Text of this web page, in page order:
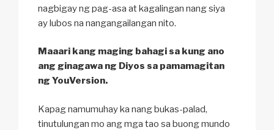
nagbigay ng pag-asa at kagalingan nang siya
ay lubos na nangangailangan nito.
Maaari kang maging bahagi sa kung ano
ang ginagawa ng Diyos sa pamamagitan
ng YouVersion.
Kapag namumuhay ka nang bukas-palad,
tinutulungan mo ang mga tao sa buong mundo